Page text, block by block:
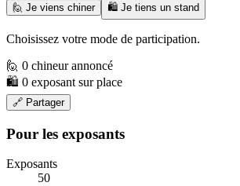
🙋 Je viens chiner 🛍️ Je tiens un stand
Choisissez votre mode de participation.
🙋 0 chineur annoncé
🛍️ 0 exposant sur place
🔗 Partager
Pour les exposants
Exposants
50